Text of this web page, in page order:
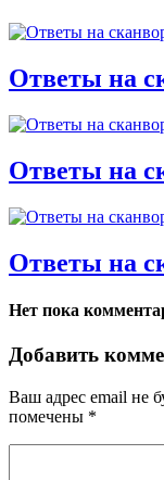
Ответы на
Ответы на
Ответы на
Нет пока
Добавить
Ваш адрес email не
помечены *